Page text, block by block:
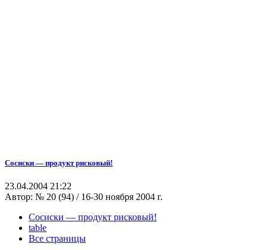
Cосиски — продукт рисковый!
23.04.2004 21:22
Автор: № 20 (94) / 16-30 ноября 2004 г.
Cосиски — продукт рисковый!
table
Все страницы